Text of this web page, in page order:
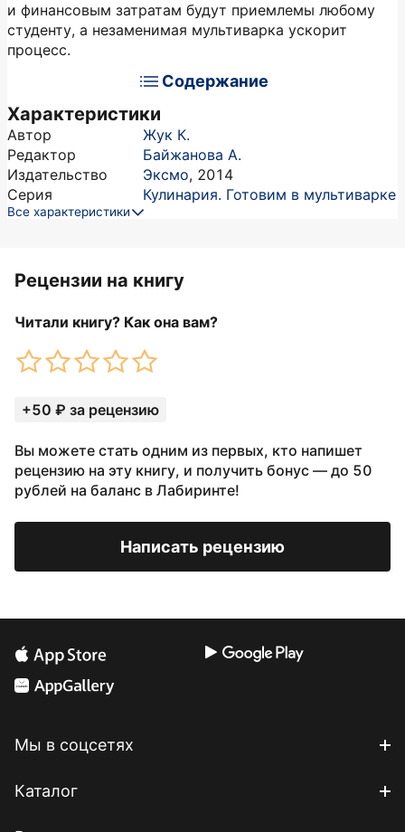
и финансовым затратам будут приемлемы любому
студенту, а незаменимая мультиварка ускорит
процесс.
Содержание
Характеристики
Автор
Жук К.
Редактор
Байжанова А.
Издательство
Эксмо, 2014
Серия
Кулинария. Готовим в мультиварке
Все характеристики
Рецензии на книгу
Читали книгу? Как она вам?
+50 ₽ за рецензию
Вы можете стать одним из первых, кто напишет
рецензию на эту книгу, и получить бонус — до 50
рублей на баланс в Лабиринте!
Написать рецензию
Мы в соцсетях
Каталог